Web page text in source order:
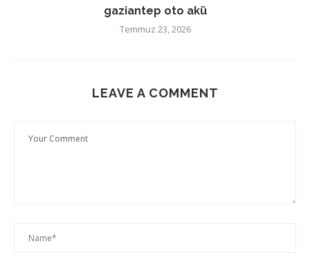
gaziantep oto akü
Temmuz 23, 2026
LEAVE A COMMENT